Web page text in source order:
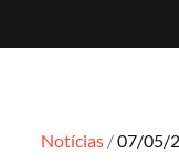
Notícias Posted
07/05/